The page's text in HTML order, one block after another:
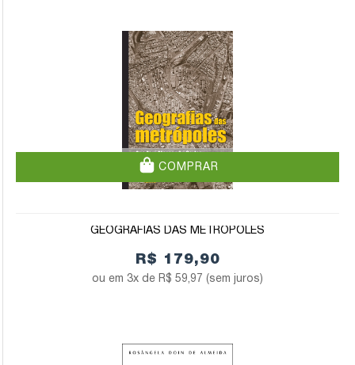
COMPRAR
GEOGRAFIAS DAS METRÓPOLES
R$ 179,90
3x de R$ 59,97 (sem juros)